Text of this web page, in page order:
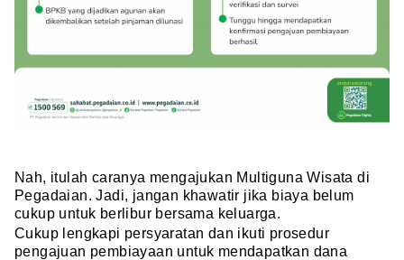
Nah, itulah caranya mengajukan Multiguna Wisata di
Pegadaian. Jadi, jangan khawatir jika biaya belum
cukup untuk berlibur bersama keluarga.
Cukup lengkapi persyaratan dan ikuti prosedur
pengajuan pembiayaan untuk mendapatkan dana